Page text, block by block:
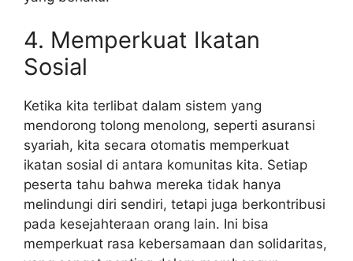
4. Memperkuat Ikatan
Sosial
Ketika kita terlibat dalam sistem yang
mendorong tolong menolong, seperti asuransi
syariah, kita secara otomatis memperkuat
ikatan sosial di antara komunitas kita. Setiap
peserta tahu bahwa mereka tidak hanya
melindungi diri sendiri, tetapi juga berkontribusi
pada kesejahteraan orang lain. Ini bisa
memperkuat rasa kebersamaan dan solidaritas,